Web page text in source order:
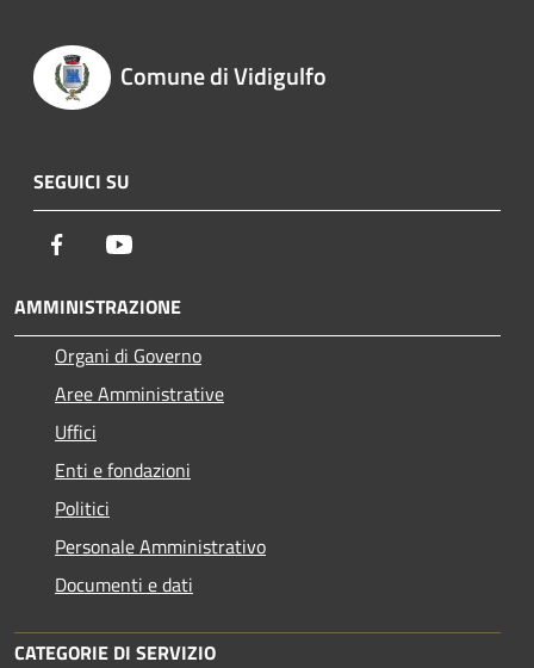
Comune di Vidigulfo
SEGUICI SU
Facebook
AMMINISTRAZIONE
Organi di Governo
Aree Amministrative
Uffici
Enti e fondazioni
Politici
Personale Amministrativo
Documenti e dati
CATEGORIE DI SERVIZIO